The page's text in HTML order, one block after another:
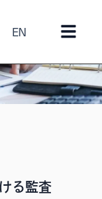
EN
る監査